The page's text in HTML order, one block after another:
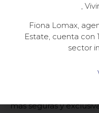
más seguras y
,
Fiona Lomax,
Estate, cuenta con
sector